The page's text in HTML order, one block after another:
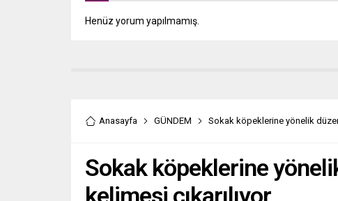
Henüz yorum yapılmamış.
Anasayfa GÜNDEM Sokak köpeklerine yönelik
Sokak köpeklerine
kelimesi çıkarılıyor